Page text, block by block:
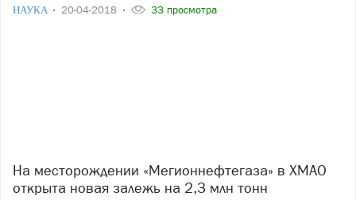
НАУКА 20-04-2018 33 просмотра
На месторождении «Мегионнефтегаза» в ХМАО
открыта новая залежь на 2,3 млн тонн